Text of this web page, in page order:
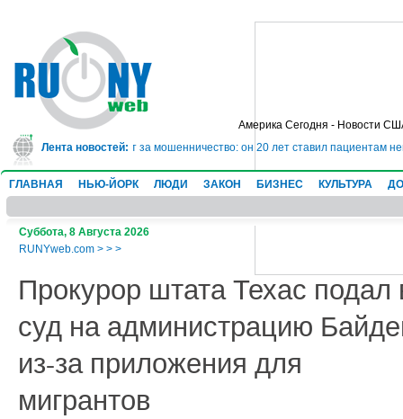
Америка Сегодня - Новости
Лента новостей:
в тюрьму на 10 лет за мошенничество: он 20 лет ставил пациентам
ГЛАВНАЯ НЬЮ-ЙОРК ЛЮДИ ЗАКОН БИЗНЕС КУЛЬТУРА
Суббота, 8 Августа 2026
RUNYweb.com > > >
Прокурор штата Техас подал
суд на администрацию
из-за приложения для
мигрантов